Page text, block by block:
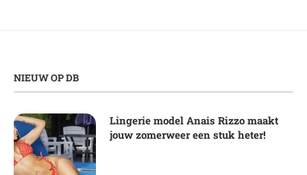
NIEUW OP DB
Lingerie model Anais Rizzo maakt
jouw zomerweer een stuk heter!